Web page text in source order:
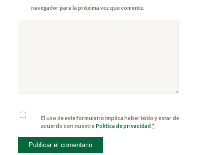
navegador para la próxima vez que comente.
El uso de este formulario implica haber leído y estar de
acuerdo con nuestraPolítica de privacidad*